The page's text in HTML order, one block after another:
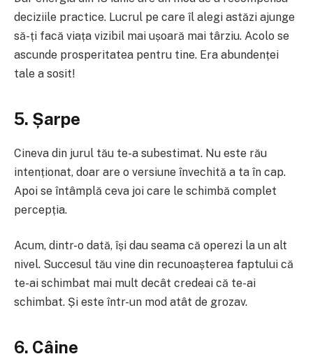
deciziile practice. Lucrul pe care îl alegi astăzi ajunge
să-ți facă viața vizibil mai ușoară mai târziu. Acolo se
ascunde prosperitatea pentru tine. Era abundenței
tale a sosit!
5. Șarpe
Cineva din jurul tău te-a subestimat. Nu este rău
intenționat, doar are o versiune învechită a ta în cap.
Apoi se întâmplă ceva joi care le schimbă complet
percepția.
Acum, dintr-o dată, își dau seama că operezi la un alt
nivel. Succesul tău vine din recunoașterea faptului că
te-ai schimbat mai mult decât credeai că te-ai
schimbat. Și este într-un mod atât de grozav.
6. Câine